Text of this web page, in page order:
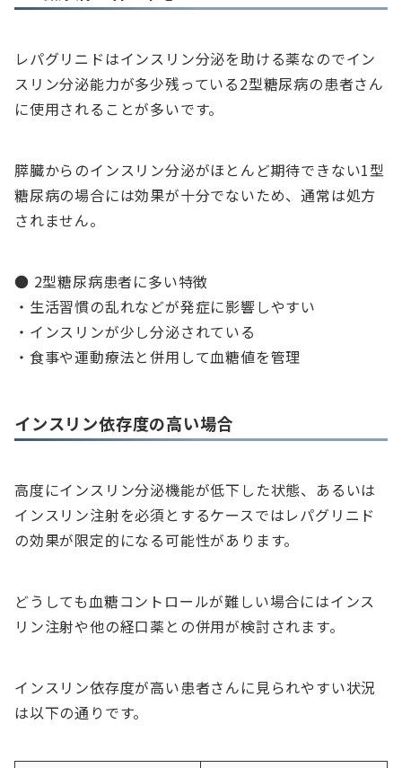
レパグリニドはインスリン分泌を助ける薬なのでイン
スリン分泌能力が多少残っている2型糖尿病の患者さん
に使用されることが多いです。
膵臓からのインスリン分泌がほとんど期待できない1型
糖尿病の場合には効果が十分でないため、通常は処方
されません。
● 2型糖尿病患者に多い特徴
・生活習慣の乱れなどが発症に影響しやすい
・インスリンが少し分泌されている
・食事や運動療法と併用して血糖値を管理
インスリン依存度の高い場合
高度にインスリン分泌機能が低下した状態、あるいは
インスリン注射を必須とするケースではレパグリニド
の効果が限定的になる可能性があります。
どうしても血糖コントロールが難しい場合にはインス
リン注射や他の経口薬との併用が検討されます。
インスリン依存度が高い患者さんに見られやすい状況
は以下の通りです。